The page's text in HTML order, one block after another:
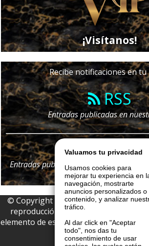
¡Visítanos!
Recibe notificaciones en tu
RSS
Entradas publicadas en
Telegram
Entradas publicadas en nuestro foro y
nuestro portal
© Copyright 2026 La Boutique VIP •
reproducción parcial o total de esta
elemento de este website sin permiso
de La Boutique VIP.
Valuamos tu privacidad
Usamos cookies para
mejorar tu experiencia en
navegación, mostrarte
anuncios personalizados o
contenido, y analizar
tráfico.
Al dar click en "Aceptar
todo", nos das tu
consentimiento de usar